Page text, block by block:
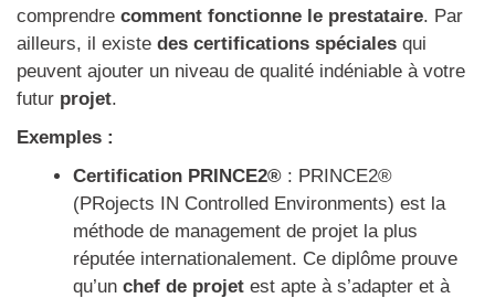
comprendre comment fonctionne le prestataire. Par
ailleurs, il existe des certifications spéciales qui
peuvent ajouter un niveau de qualité indéniable à votre
futur projet.
Exemples :
Certification PRINCE2® : PRINCE2®
(PRojects IN Controlled Environments) est la
méthode de management de projet la plus
réputée internationalement. Ce diplôme prouve
qu’un chef de projet est apte à s’adapter et à